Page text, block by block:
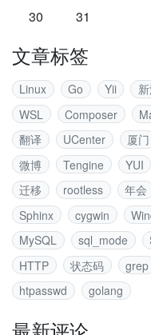
30
31
文章标签
Linux Go Yii
WSL
Composer
翻译
UCenter 厦门
微博
Tengine YUI
迁移
rootless 年会
Sphinx
cygwin
MySQL
sql_mode
HTTP
状态码 grep
htpasswd
golang